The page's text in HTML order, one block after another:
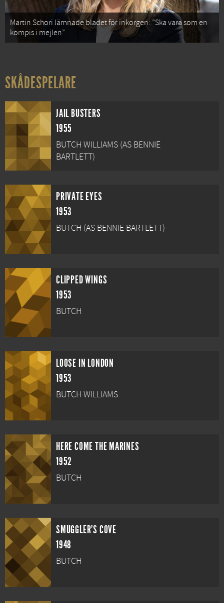
Martin Schori lämnade bladet för inkorgen: ”Ska vara som en
kompis i mejlen”
SKÅDESPELARE
JAIL BUSTERS
1955
BUTCH WILLIAMS (AS BENNIE
BARTLETT)
PRIVATE EYES
1953
BUTCH (AS BENNIE BARTLETT)
CLIPPED WINGS
1953
BUTCH
LOOSE IN LONDON
1953
BUTCH WILLIAMS
HERE COME THE MARINES
1952
BUTCH
SMUGGLER'S COVE
1948
BUTCH